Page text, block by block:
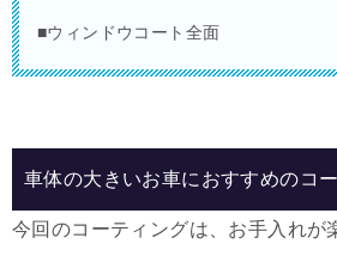
■ウィンドウコート全面
車体の大きいお車におすすめのコ
今回のコーティングは、お手入れが